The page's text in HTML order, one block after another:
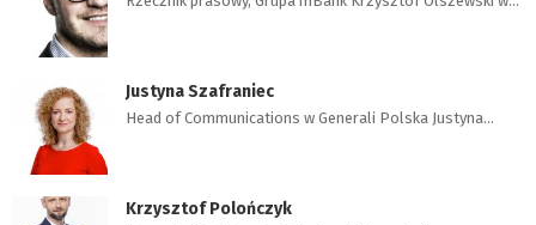
Justyna Szafraniec
Head of Communications w Generali Polska Justyna…
Krzysztof Polończyk